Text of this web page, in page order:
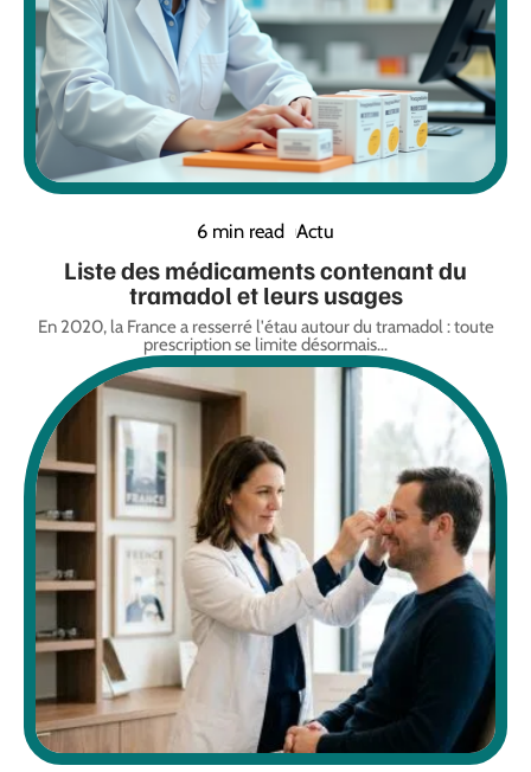
6 min read Actu
Liste des médicaments contenant du
tramadol et leurs usages
En 2020, la France a resserré l'étau autour du tramadol : toute
prescription se limite désormais…